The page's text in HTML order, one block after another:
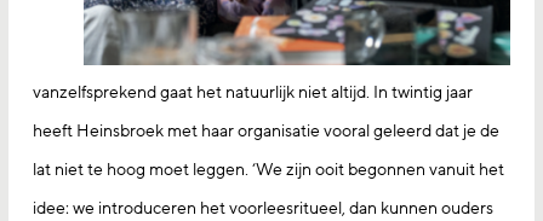
vanzelfsprekend gaat het natuurlijk niet altijd. In twintig jaar
heeft Heinsbroek met haar organisatie vooral geleerd dat je de
lat niet te hoog moet leggen. ‘We zijn ooit begonnen vanuit het
idee: we introduceren het voorleesritueel, dan kunnen ouders